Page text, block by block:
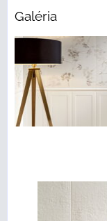
Galéria